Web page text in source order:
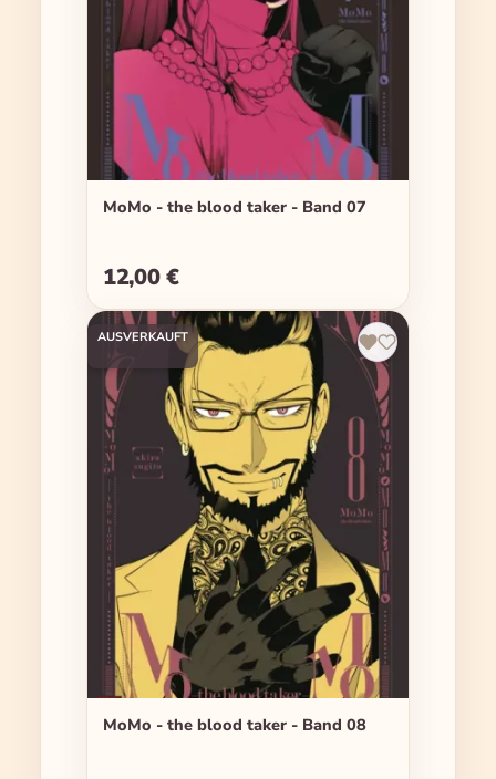
MoMo - the blood taker - Band 07
Regulärer Preis:
12,00 €
AUSVERKAUFT
MoMo - the blood taker - Band 08